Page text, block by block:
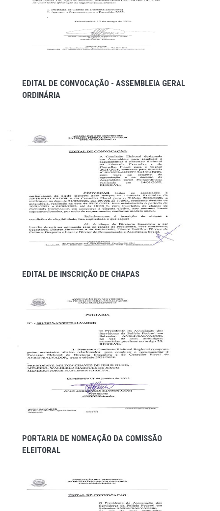
EDITAL DE CONVOCAÇÃO - ASSEMBLEIA GERAL
ORDINÁRIA
EDITAL DE INSCRIÇÃO DE CHAPAS
PORTARIA DE NOMEAÇÃO DA COMISSÃO
ELEITORAL